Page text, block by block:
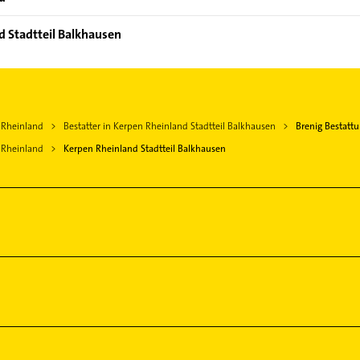
Stadtteil Balkhausen
Bestatter in Kerpen Rheinland Stadtteil Balkhausen
Brenig
Kerpen Rheinland Stadtteil Balkhausen